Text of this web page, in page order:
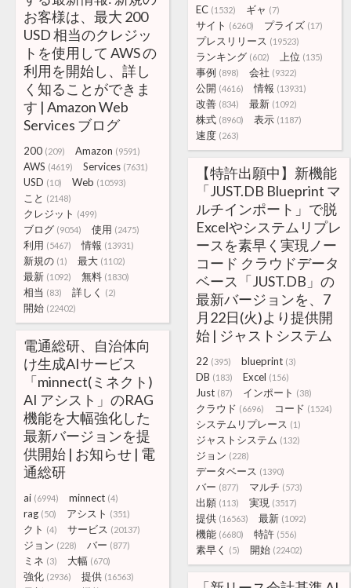
EC (1532) ギャ (7)
サイト (6260) プライズ (17)
プレスリリース (19523)
ランキング (602) 上位 (135)
事例 (898) 会社 (9322)
公開 (4616) 情報 (13931)
改善 (834) 最新 (1092)
株式 (8960) 表示 (1187)
速度 (263)
お客様は、最大 200
USD 相当のクレジッ
トを使用して AWS の
利用を開始し、詳し
く知ることができま
す | Amazon Web
Services ブログ
200 (209) Amazon (9591)
AWS (4619) Services (7631)
USD (10) Web (10593)
こと (2148)
クレジット (499)
ブログ (9054) 使用 (2475)
利用 (5467) 情報 (13931)
新規の (1) 最大 (1102)
最新 (1092) 無料 (1830)
相当 (83) 詳しく (2)
開始 (22402)
【特許出願中】新機能
「JUST.DB Blueprint マ
ルチインポート」で脱
Excelやシステムリプレ
ースを素早く実現ノー
コード クラウドデータ
ベース「JUST.DB」の
最新バージョンを、7
月22日(火)より提供開
始 | ジャストシステム
22 (395) blueprint (3)
DB (183) Excel (156)
Just (87) インポート (38)
クラウド (6696) コード (1524)
システムリプレース (1)
ジャストシステム (132)
ジョン (228)
データベース (1390)
バー (877) マルチ (573)
出願 (113) 実現 (3517)
提供 (16563) 最新 (1092)
機能 (6680) 特許 (556)
素早く (5) 開始 (22402)
電通総研、自治体向
け生成AIサービス
「minnect(ミネクト)
AI アシスト」のRAG
機能を大幅強化した
最新バージョンを提
供開始 | お知らせ | 電
通総研
ai (6994) minnect (4)
rag (50) アシスト (351)
クト (4) サービス (20137)
ジョン (228) バー (877)
ミネ (3) 大幅 (670)
強化 (2936) 提供 (16563)